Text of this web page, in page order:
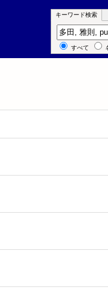
キーワード検索
キーワード検
すべて